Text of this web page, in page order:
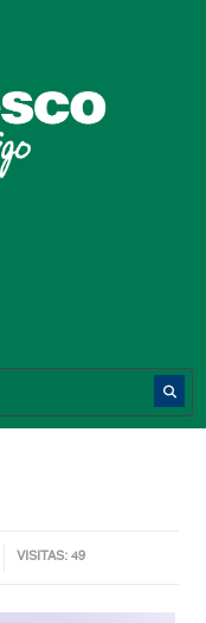
VISITAS: 49